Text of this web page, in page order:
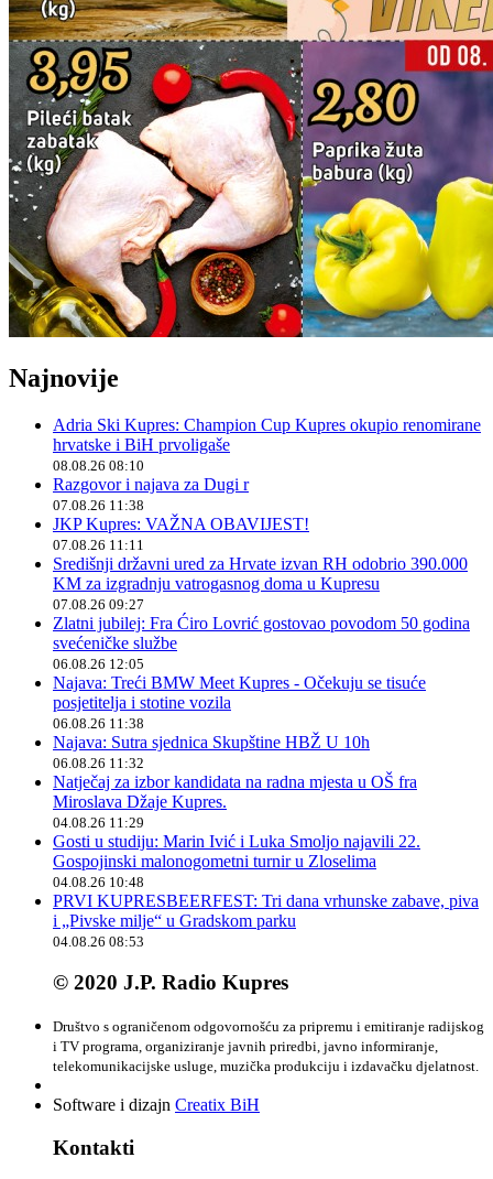
Najnovije
Adria Ski Kupres: Champion Cup Kupres okupio renomirane
hrvatske i BiH prvoligaše
08.08.26 08:10
Razgovor i najava za Dugi r
07.08.26 11:38
JKP Kupres: VAŽNA OBAVIJEST!
07.08.26 11:11
Središnji državni ured za Hrvate izvan RH odobrio 390.000
KM za izgradnju vatrogasnog doma u Kupresu
07.08.26 09:27
Zlatni jubilej: Fra Ćiro Lovrić gostovao povodom 50 godina
svećeničke službe
06.08.26 12:05
Najava: Treći BMW Meet Kupres - Očekuju se tisuće
posjetitelja i stotine vozila
06.08.26 11:38
Najava: Sutra sjednica Skupštine HBŽ U 10h
06.08.26 11:32
Natječaj za izbor kandidata na radna mjesta u OŠ fra
Miroslava Džaje Kupres.
04.08.26 11:29
Gosti u studiju: Marin Ivić i Luka Smoljo najavili 22.
Gospojinski malonogometni turnir u Zloselima
04.08.26 10:48
PRVI KUPRESBEERFEST: Tri dana vrhunske zabave, piva
i „Pivske milje“ u Gradskom parku
04.08.26 08:53
© 2020 J.P. Radio Kupres
Društvo s ograničenom odgovornošću za pripremu i emitiranje radijskog
i TV programa, organiziranje javnih priredbi, javno informiranje,
telekomunikacijske usluge, muzička produkciju i izdavačku djelatnost.
Software i dizajn Creatix BiH
Kontakti